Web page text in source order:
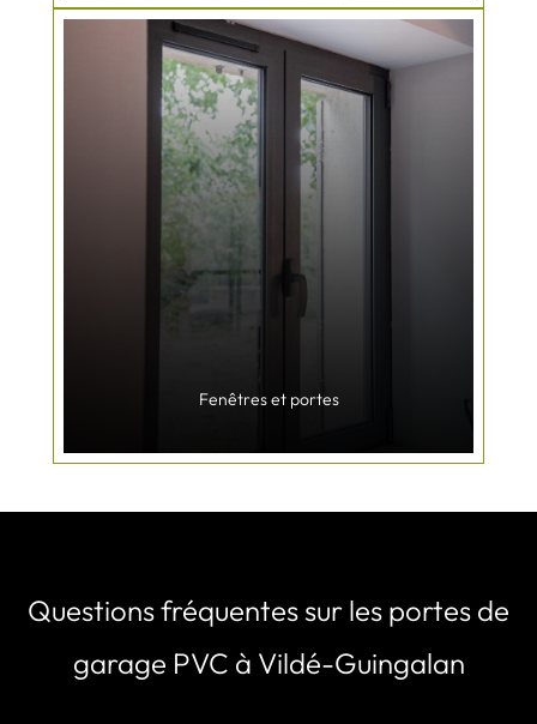
Fenêtres et portes
Questions fréquentes sur les portes de
garage PVC à Vildé-Guingalan